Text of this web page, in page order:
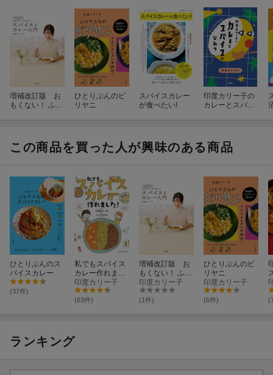
増補改訂版 お
もくない！ ふと
ひとりぶんのビ
リヤニ
スパイスカレー
が食べたい!
印度カリー子の
カレーとスパイ
この商品を買った人が興味のある商品
ひとりぶんのス
パイスカレー
(37件)
私でもスパイス
カレー作れまし
た！
印度カリー子
(63件)
増補改訂版 お
もくない！ ふと
らない！ スパイ
スとカレー入門
印度カリー子
(1件)
ひとりぶんのビ
リヤニ
印度カリー子
(6件)
ランキング